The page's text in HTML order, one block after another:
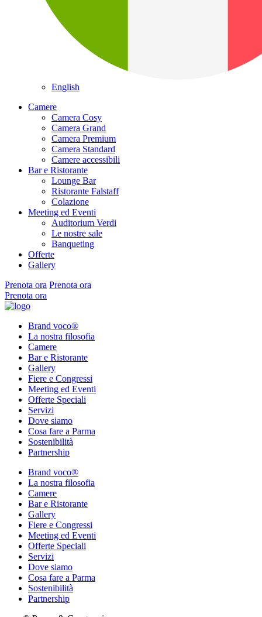
English
Camere
Camera Cosy
Camera Grand
Camera Premium
Camera Standard
Camere accessibili
Bar e Ristorante
Lounge Bar
Ristorante Falstaff
Colazione
Meeting ed Eventi
Auditorium Verdi
Le nostre sale
Banqueting
Offerte
Gallery
Prenota ora Prenota ora
Prenota ora
Brand voco®
La nostra filosofia
Camere
Bar e Ristorante
Gallery
Fiere e Congressi
Meeting ed Eventi
Offerte Speciali
Servizi
Dove siamo
Cosa fare a Parma
Sostenibilità
Partnership
Brand voco®
La nostra filosofia
Camere
Bar e Ristorante
Gallery
Fiere e Congressi
Meeting ed Eventi
Offerte Speciali
Servizi
Dove siamo
Cosa fare a Parma
Sostenibilità
Partnership